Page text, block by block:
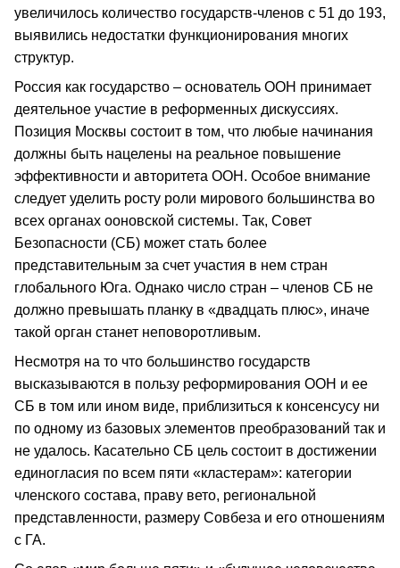
увеличилось количество государств-членов с 51 до 193,
выявились недостатки функционирования многих
структур.
Россия как государство – основатель ООН принимает
деятельное участие в реформенных дискуссиях.
Позиция Москвы состоит в том, что любые начинания
должны быть нацелены на реальное повышение
эффективности и авторитета ООН. Особое внимание
следует уделить росту роли мирового большинства во
всех органах ооновской системы. Так, Совет
Безопасности (СБ) может стать более
представительным за счет участия в нем стран
глобального Юга. Однако число стран – членов СБ не
должно превышать планку в «двадцать плюс», иначе
такой орган станет неповоротливым.
Несмотря на то что большинство государств
высказываются в пользу реформирования ООН и ее
СБ в том или ином виде, приблизиться к консенсусу ни
по одному из базовых элементов преобразований так и
не удалось. Касательно СБ цель состоит в достижении
единогласия по всем пяти «кластерам»: категории
членского состава, праву вето, региональной
представленности, размеру Совбеза и его отношениям
с ГА.